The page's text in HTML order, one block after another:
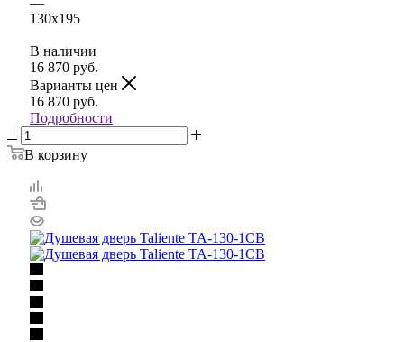
130x195
В наличии
16 870 руб.
Варианты цен
16 870 руб.
Подробности
В корзину